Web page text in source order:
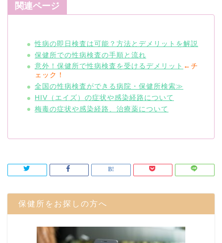
関連ページ
性病の即日検査は可能？方法とデメリットを解説
保健所での性病検査の手順と流れ
意外！保健所で性病検査を受けるデメリット ←チ
ェック！
全国の性病検査ができる病院・保健所検索≫
HIV（エイズ）の症状や感染経路について
梅毒の症状や感染経路、治療薬について
保健所をお探しの方へ